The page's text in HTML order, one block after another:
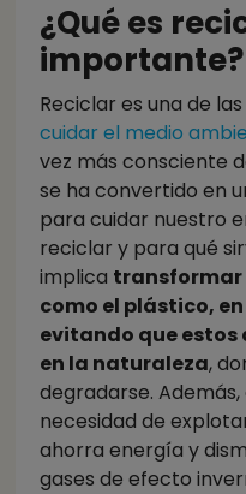
¿Qué es
importante?
Reciclar es una de
cuidar el medio
vez más consciente
se ha convertido en
para cuidar nuestro
reciclar y para qué
implica transformar
como el plástico,
evitando que estos
en la naturaleza,
degradarse.
necesidad de
ahorra energía y
gases de efecto